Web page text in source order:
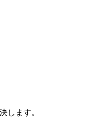
します。